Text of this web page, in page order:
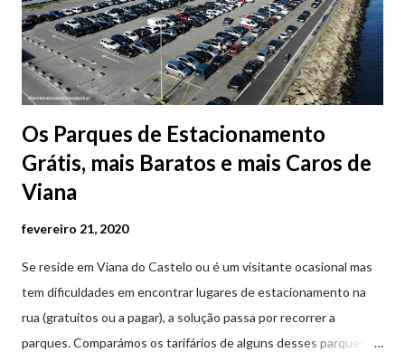
Os Parques de Estacionamento
Grátis, mais Baratos e mais Caros de
Viana
fevereiro 21, 2020
Se reside em Viana do Castelo ou é um visitante ocasional mas
tem dificuldades em encontrar lugares de estacionamento na
rua (gratuitos ou a pagar), a solução passa por recorrer a
parques. Comparámos os tarifários de alguns desses parques de